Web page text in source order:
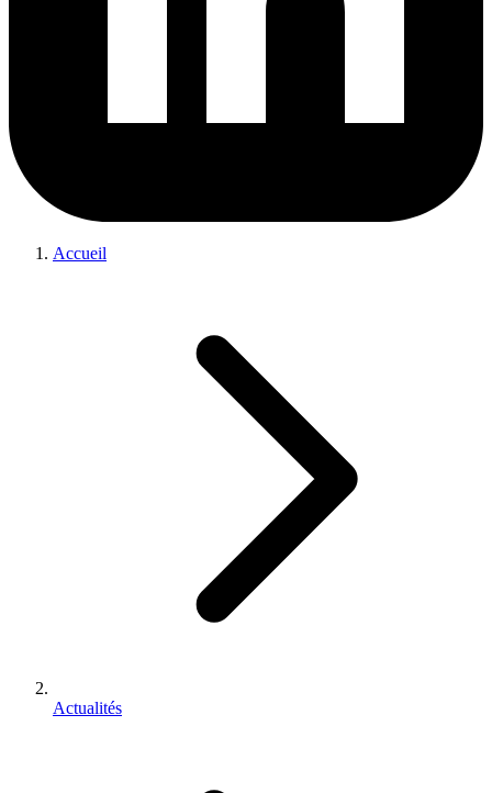
Accueil
Actualités